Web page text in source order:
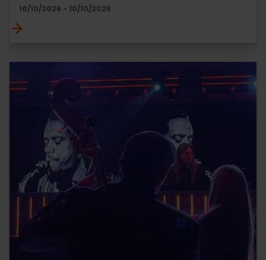
10/10/2026 - 10/10/2026